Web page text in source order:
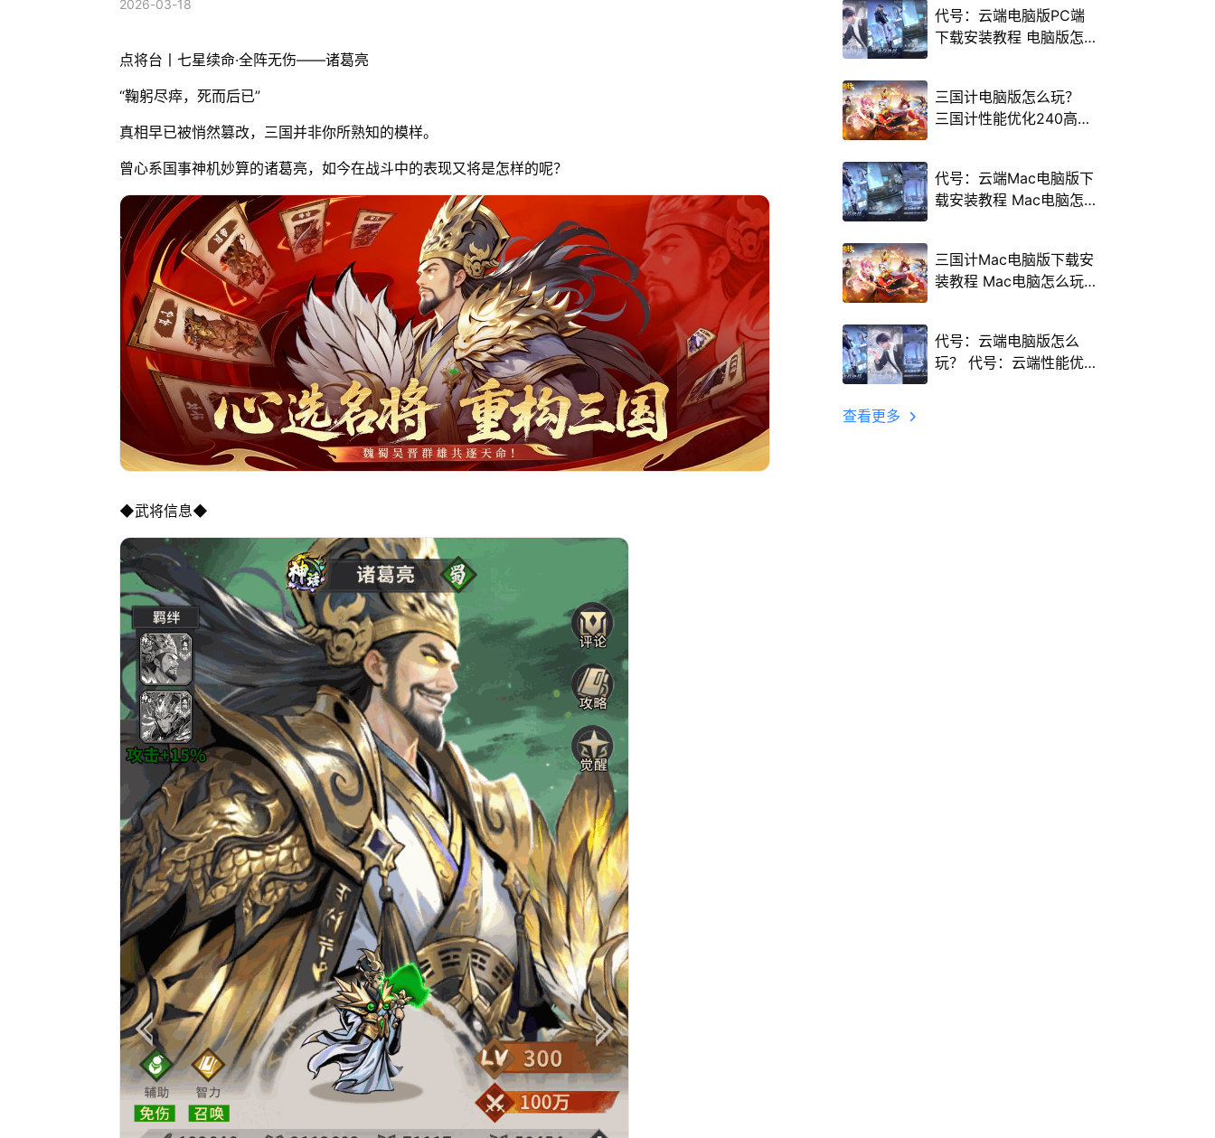
2026-03-18
点将台丨七星续命·全阵无伤——诸葛亮
“鞠躬尽瘁，死而后已”
真相早已被悄然篡改，三国并非你所熟知的模样。
曾心系国事神机妙算的诸葛亮，如今在战斗中的表现又将是怎样的呢？
◆武将信息◆
代号：云端电脑版PC端
下载安装教程 电脑版怎
三国计电脑版怎么玩？
三国计性能优化240高帧
代号：云端Mac电脑版下
载安装教程 Mac电脑怎
三国计Mac电脑版下载安
装教程 Mac电脑怎么玩
代号：云端电脑版怎么
玩？ 代号：云端性能优
查看更多